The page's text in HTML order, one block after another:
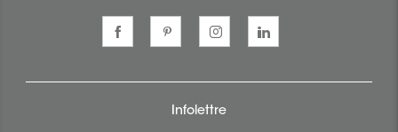
Infolettre